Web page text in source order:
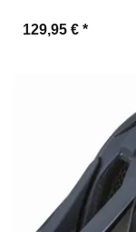
129,95 € *